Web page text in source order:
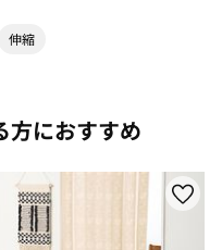
伸縮
方におすすめ